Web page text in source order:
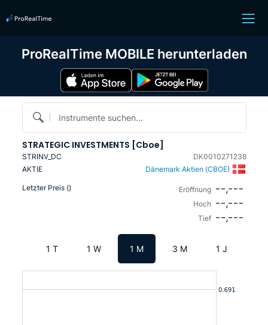
Instrumente suchen...
STRATEGIC INVESTMENTS [Cboe]
STRINV_DC
DK0010271238
AKTIE
Dänemark Aktien (CBOE)
Letzter Preis () Eröffnung --,---
Hoch --,---
Tief --,---
1 T 1 W 1 M 3 M 1 J
ProRealTime MOBILE herunterladen